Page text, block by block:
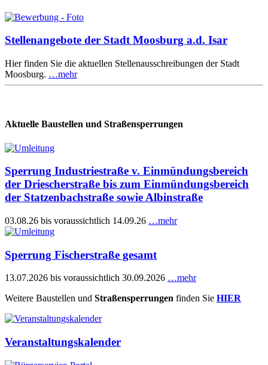
Stellenangebote der Stadt Moosburg a.d. Isar
Hier finden Sie die aktuellen Stellenausschreibungen der Stadt
Moosburg. …mehr
Aktuelle Baustellen und Straßensperrungen
Sperrung Industriestraße v. Einmündungsbereich
der Driescherstraße bis zum Einmündungsbereich
der Statzenbachstraße sowie Albinstraße
03.08.26 bis voraussichtlich 14.09.26 …mehr
Sperrung Fischerstraße gesamt
13.07.2026 bis voraussichtlich 30.09.2026 …mehr
Weitere Baustellen und Straßensperrungen finden Sie HIER
Veranstaltungskalender